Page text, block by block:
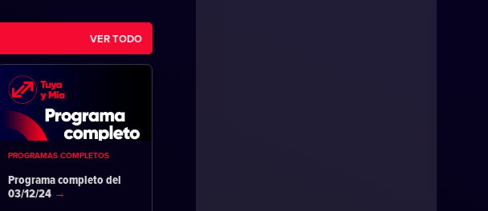
VER TODO
PROGRAMAS COMPLETOS
Programa completo del
03/12/24